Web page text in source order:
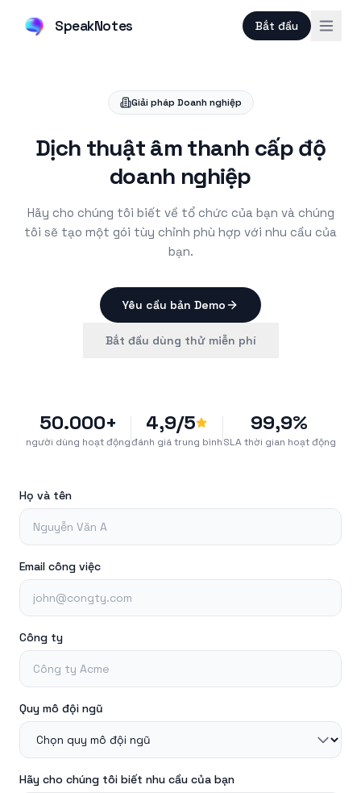
SpeakNotes Bắt đầu
Giải pháp Doanh nghiệp
Dịch thuật âm thanh cấp độ
doanh nghiệp
Hãy cho chúng tôi biết về tổ chức của bạn và chúng
tôi sẽ tạo một gói tùy chỉnh phù hợp với nhu cầu của
bạn.
Yêu cầu bản Demo
Bắt đầu dùng thử miễn phí
50.000+
người dùng hoạt động
4,9/5
đánh giá trung bình
99,9%
SLA thời gian hoạt động
Họ và tên
Email công việc
Công ty
Quy mô đội ngũ
Hãy cho chúng tôi biết nhu cầu của bạn